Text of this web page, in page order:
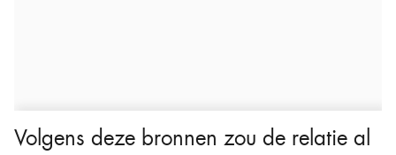
Volgens deze bronnen zou de relatie al